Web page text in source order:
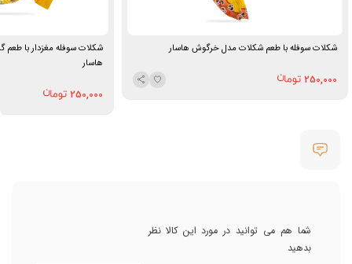
شکلات سوفله با طعم شکلات مدل خرگوش هاسار
250,000
شکلات سوفله‌ مغزدار با طعم
هاسار
250,000
شما هم می توانید در مورد این کالا نظر
بدهید